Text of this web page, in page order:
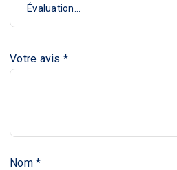
Votre avis *
Nom *